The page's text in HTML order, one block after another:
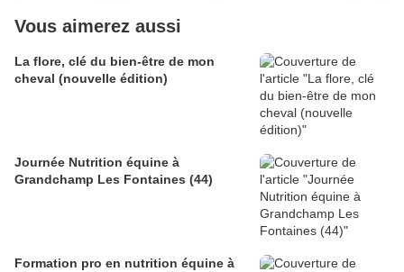
Vous aimerez aussi
La flore, clé du bien-être de mon
cheval (nouvelle édition)
Journée Nutrition équine à
Grandchamp Les Fontaines (44)
Formation pro en nutrition équine à